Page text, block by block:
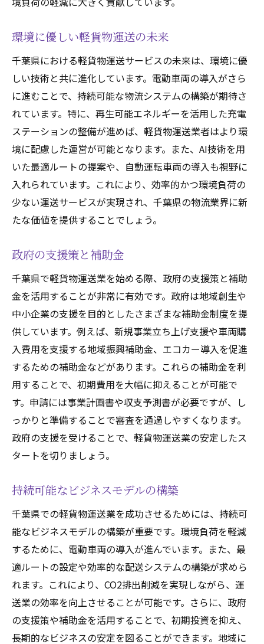
環境に優しい軽貨物運送の未来
千葉県における軽貨物運送サービスの未来は、環境に優
しい技術と共に進化しています。電動車両の導入がさら
に進むことで、持続可能な物流システムの構築が期待さ
れています。特に、再生可能エネルギーを活用した充電
ステーションの整備が進めば、軽貨物運送業者はより環
境に配慮した運営が可能となります。また、AI技術を用
いた最適ルートの提案や、自動運転車両の導入も視野に
入れられています。これにより、効率的かつ環境負荷の
少ない運送サービスが実現され、千葉県の物流業界に新
たな価値を提供することでしょう。
政府の支援策と補助金
千葉県で軽貨物運送業を始める際、政府の支援策と補助
金を活用することが非常に有効です。政府は地域創生や
中小企業の支援を目的としたさまざまな補助金制度を提
供しています。例えば、新規事業立ち上げ支援や車両購
入費用を支援する地域振興補助金、エコカー導入を促進
するための補助金などがあります。これらの補助金を利
用することで、初期費用を大幅に抑えることが可能で
す。申請には事業計画書や収支予測書が必要ですが、し
っかりと準備することで審査を通過しやすくなります。
政府の支援を受けることで、軽貨物運送業の安定したス
タートを切りましょう。
持続可能なビジネスモデルの構築
千葉県での軽貨物運送業を成功させるためには、持続可
能なビジネスモデルの構築が重要です。環境負荷を軽減
するために、電動車両の導入が進んでいます。また、最
適ルートの設定や効率的な配送システムの構築が求めら
れます。これにより、CO2排出削減を実現しながら、運
送業の効率を向上させることが可能です。さらに、政府
の支援策や補助金を活用することで、初期投資を抑え、
長期的なビジネスの安定を図ることができます。地域に